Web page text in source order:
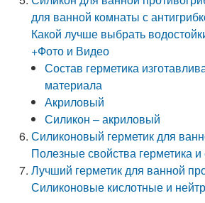
для ванной комнаты с
Какой лучше выбрать
+Фото и Видео
Состав герметика
материала
Акриловый
Силикон – акриловый
Силиконовый герметик для
Полезные свойства герметика и
Лучший герметик для ванной
Силиконовые кислотные и